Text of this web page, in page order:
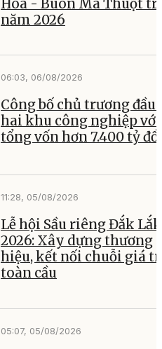
Hòa - Buôn Ma Thuột
năm 2026
06:03, 06/08/2026
Công bố chủ trương đầu
hai khu công nghiệp với
tổng vốn hơn 7.400 tỷ
11:28, 05/08/2026
Lễ hội Sầu riêng Đắk Lắk
2026: Xây dựng thương
hiệu, kết nối chuỗi giá
toàn cầu
05:07, 05/08/2026